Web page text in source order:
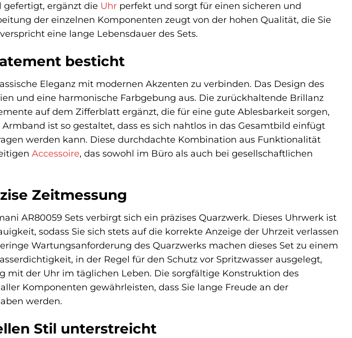
gefertigt, ergänzt die Uhr perfekt und sorgt für einen sicheren und
der einzelnen Komponenten zeugt von der hohen Qualität, die Sie
eine lange Lebensdauer des Sets.
besticht
Eleganz mit modernen Akzenten zu verbinden. Das Design des
und eine harmonische Farbgebung aus. Die zurückhaltende Brillanz
auf dem Zifferblatt ergänzt, die für eine gute Ablesbarkeit sorgen,
ist so gestaltet, dass es sich nahtlos in das Gesamtbild einfügt
werden kann. Diese durchdachte Kombination aus Funktionalität
Accessoire, das sowohl im Büro als auch bei gesellschaftlichen
Zeitmessung
AR80059 Sets verbirgt sich ein präzises Quarzwerk. Dieses Uhrwerk ist
sodass Sie sich stets auf die korrekte Anzeige der Uhrzeit verlassen
Wartungsanforderung des Quarzwerks machen dieses Set zu einem
in der Regel für den Schutz vor Spritzwasser ausgelegt,
mit der Uhr im täglichen Leben. Die sorgfältige Konstruktion des
Komponenten gewährleisten, dass Sie lange Freude an der
werden.
Stil unterstreicht